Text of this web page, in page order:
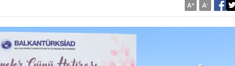
A+ A-